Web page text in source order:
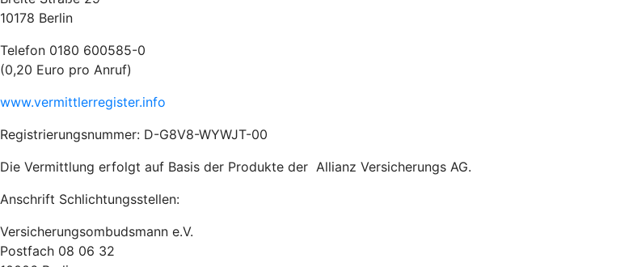
10178 Berlin
Telefon 0180 600585-0
(0,20 Euro pro Anruf)
www.vermittlerregister.info
Registrierungsnummer: D-G8V8-WYWJT-00
Die Vermittlung erfolgt auf Basis der Produkte der Allianz Versicherungs AG.
Anschrift Schlichtungsstellen:
Versicherungsombudsmann e.V.
Postfach 08 06 32